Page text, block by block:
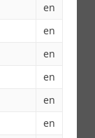
en
en
en
en
en
en